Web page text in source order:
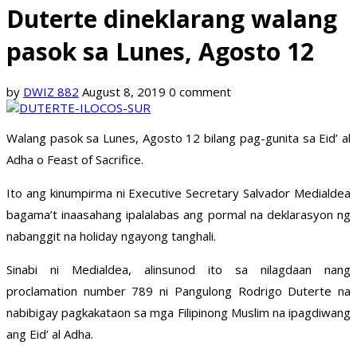
Duterte dineklarang walang
pasok sa Lunes, Agosto 12
by DWIZ 882 August 8, 2019 0 comment
Walang pasok sa Lunes, Agosto 12 bilang pag-gunita sa Eid’ al
Adha o Feast of Sacrifice.
Ito ang kinumpirma ni Executive Secretary Salvador Medialdea
bagama’t inaasahang ipalalabas ang pormal na deklarasyon ng
nabanggit na holiday ngayong tanghali.
Sinabi ni Medialdea, alinsunod ito sa nilagdaan nang
proclamation number 789 ni Pangulong Rodrigo Duterte na
nabibigay pagkakataon sa mga Filipinong Muslim na ipagdiwang
ang Eid’ al Adha.